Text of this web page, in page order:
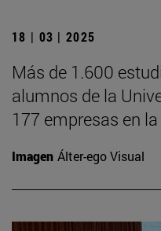
18 | 03 | 2025
Más de 1.600
alumnos de la
177 empresas en
Imagen Álter-ego Visual